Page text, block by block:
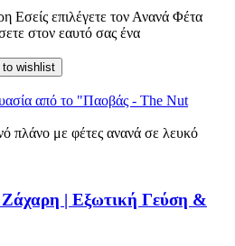
Εσείς επιλέγετε τον Ανανά Φέτα
στον εαυτό σας ένα
to wishlist
| Εξωτική Γεύση &